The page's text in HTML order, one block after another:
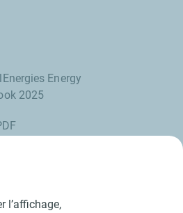
Energy
2025
l’affichage,